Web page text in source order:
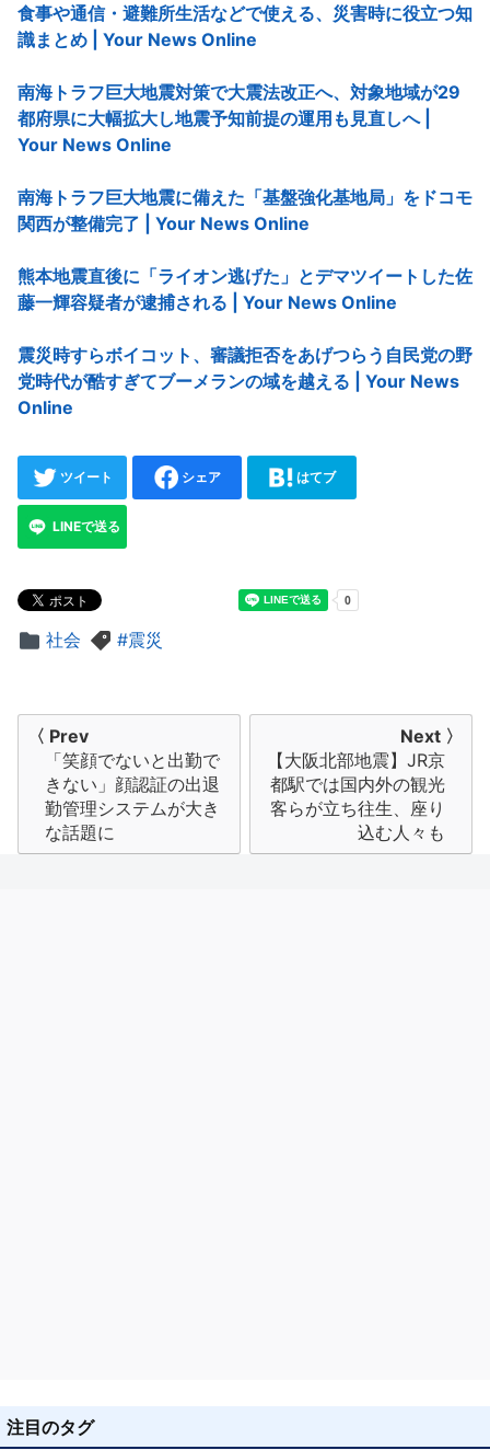
食事や通信・避難所生活などで使える、災害時に役立つ知
識まとめ | Your News Online
南海トラフ巨大地震対策で大震法改正へ、対象地域が29
都府県に大幅拡大し地震予知前提の運用も見直しへ |
Your News Online
南海トラフ巨大地震に備えた「基盤強化基地局」をドコモ
関西が整備完了 | Your News Online
熊本地震直後に「ライオン逃げた」とデマツイートした佐
藤一輝容疑者が逮捕される | Your News Online
震災時すらボイコット、審議拒否をあげつらう自民党の野
党時代が酷すぎてブーメランの域を越える | Your News
Online
ツイート シェア はてブ
LINEで送る
社会 震災
ビ
〈 Prev
「笑顔でないと出勤で
きない」顔認証の出退
勤管理システムが大き
な話題に
Next 〉
【大阪北部地震】JR京
都駅では国内外の観光
客らが立ち往生、座り
込む人々も
注目のタグ